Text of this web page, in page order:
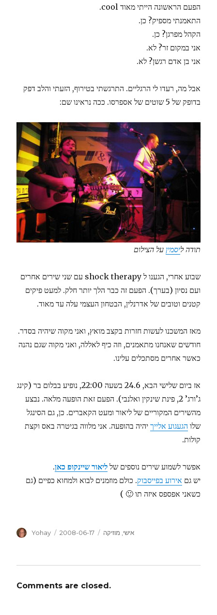
הפעם הראשונה הייתי מאוד cool.
התאמנתי מספיק? כן.
הקהל מפרגן? כן.
אני במקום זר? לא.
אני בן אדם רגשן? לא.
אבל מה, רעדו לי הרגליים. התרגשתי בטירוף, הזעתי והלב דפק
בדופק של 5 שוטים של אספרסו. ככה נראינו שם:
תודה ליסמין על הצילום
שבוע אחרי, הגענו ל shock therapy עם שני שירים אחרים
ועם נסיון (בערך). הפעם זה כבר הלך יותר חלק. למעט פיקים
קטנים וטובים של אדרנלין, הבטחון העצמי עלה עד מאוד.
מאז המשכנו לעשות חזרות בקצב מואץ, ואני מקוה שיהיה בסדר.
חודשים שאנחנו מתאמנים, וזה כיף לאללה, ואני מקוה שגם נהנה
כאשר אחרים מסתכלים עלינו.
אז ביום שלישי הבא, 24.6 בשעה 22:00, נופיע בבלום בר (קינג
ג’ורג’ 2, פינת שינקין ואלנבי). הפעם זאת הופעה מלאה. נבצע
מהשירים המקוריים של ליאור ומעט הקאברים. כן, גם הסינגל
שלו הגעגוע אלייך יהיה בהופעה. אני מלווה בגיטרה באס וקצת
קולות.
אפשר לשמוע שירים נוספים שלליאור שיינקופ כאן.
יש גם אירוע בפייסבוק. כולם מוזמנים לבוא ולמחוא כפיים (גם
כשאני אפספס איזה תו 🙂 )
Author
Yohay
Posted
2008-06-17 Categories
אישי מוזיקה
Comments are closed.